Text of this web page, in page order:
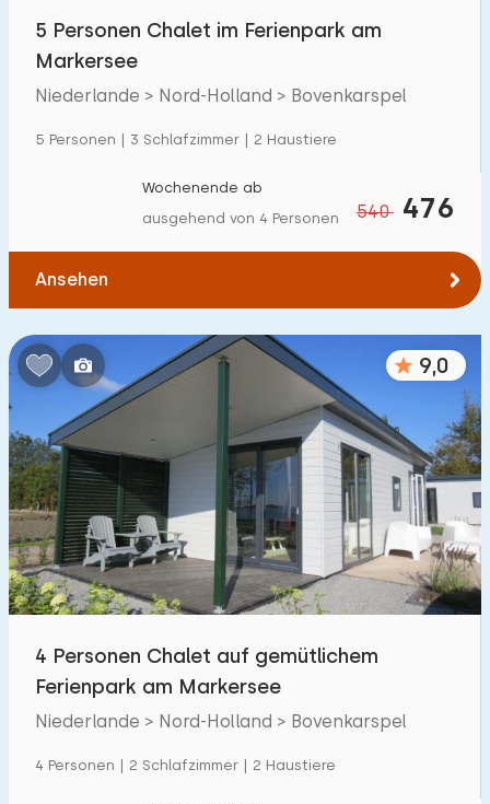
Von Bovenkarspel(max. km)
Zum Meer(max. km):
5 10
1 2
Zum Wasser (max. km):
2
Zu öffentlichen Verkehrsmitteln(max. km):
0,2 0,5 1 2
Unterkunft
Im Ferienpark
Einfamilienhaus
Ferienbauernhof
5 Personen Chalet im Ferienpark am
Markersee
Niederlande > Nord-Holland > Bovenkarspel
5 Personen | 3 Schlafzimmer | 2 Haustiere
540 476
Wochenende ab
ausgehend von 4 Personen
Ansehen
9,0
4 Personen Chalet auf gemütlichem
Ferienpark am Markersee
Niederlande > Nord-Holland > Bovenkarspel
4 Personen | 2 Schlafzimmer | 2 Haustiere